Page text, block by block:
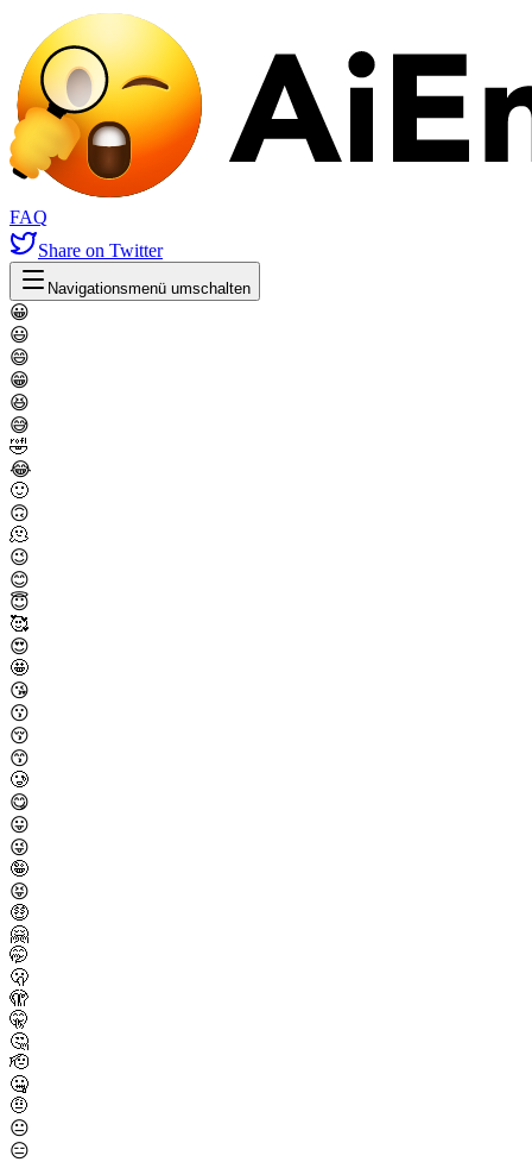
FAQ
Share on Twitter
Navigationsmenü umschalten
😀
😃
😄
😁
😆
😅
🤣
😂
🙂
🙃
🫠
😉
😊
😇
🥰
😍
🤩
😘
😗
😚
😙
🥲
😋
😛
😜
🤪
😝
🤑
🤗
🤭
🫢
🫣
🤫
🤔
🫡
🤐
🤨
😐
😑